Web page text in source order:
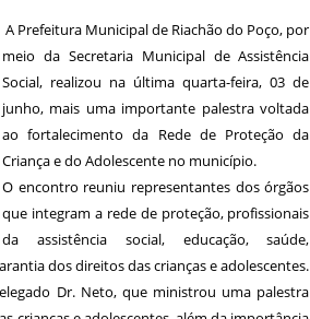
A Prefeitura Municipal de Riachão do Poço, por
meio da Secretaria Municipal de Assistência
Social, realizou na última quarta-feira, 03 de
junho, mais uma importante palestra voltada
ao fortalecimento da Rede de Proteção da
Criança e do Adolescente no município.
O encontro reuniu representantes dos órgãos
que integram a rede de proteção, profissionais
da assistência social, educação, saúde,
dos direitos das crianças e adolescentes.
Dr. Neto, que ministrou uma palestra